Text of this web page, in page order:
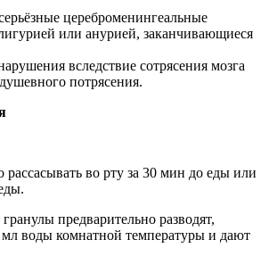
цереброменингеальные
или анурией, заканчивающиеся
вследствие сотрясения мозга
потрясения.
рассасывать во рту за 30 мин до еды или
гранулы предварительно разводят,
мл воды комнатной температуры и дают